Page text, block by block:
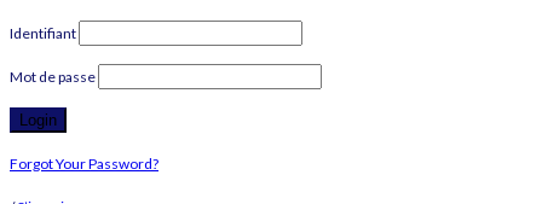
Identifiant
Mot de passe
Forgot Your Password?